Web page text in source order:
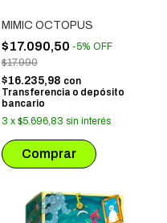
MIMIC OCTOPUS
$17.090,50 -5% OFF
$17.990
$16.235,98 con
Transferencia o depósito
bancario
3 x $5.696,83 sin interés